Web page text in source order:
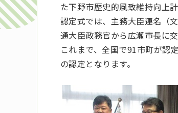
た下野市歴史的風致維持向上
認定式では、主務大臣連名（
通大臣政務官から広瀬市長に
これまで、全国で91市町が認
の認定となります。